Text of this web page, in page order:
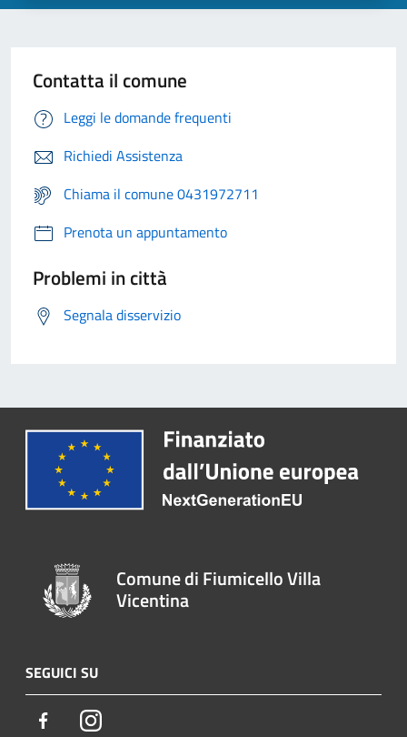
Contatta il comune
Leggi le domande frequenti
Richiedi Assistenza
Chiama il comune 0431972711
Prenota un appuntamento
Problemi in città
Segnala disservizio
Comune di Fiumicello Villa
Vicentina
SEGUICI SU
FacebookInstagram